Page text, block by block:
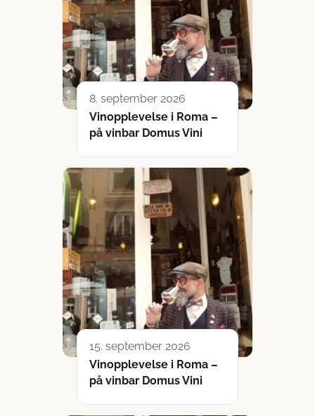
8. september 2026
Vinopplevelse i Roma –
på vinbar Domus Vini
15. september 2026
Vinopplevelse i Roma –
på vinbar Domus Vini